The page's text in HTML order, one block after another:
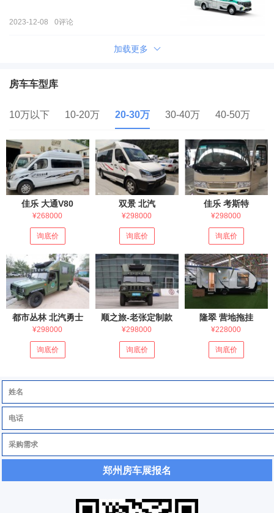
2023-12-08 0评论
加载更多
房车车型库
10万以下 10-20万 20-30万 30-40万 40-50万
佳乐 大通V80
¥268000
询底价
双景 北汽
¥298000
询底价
佳乐 考斯特
¥298000
询底价
都市丛林 北汽勇士
¥298000
询底价
顺之旅-老张定制款
¥298000
询底价
隆翠 营地拖挂
¥228000
询底价
郑州房车展报名